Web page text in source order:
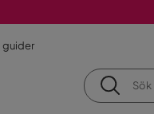
guider